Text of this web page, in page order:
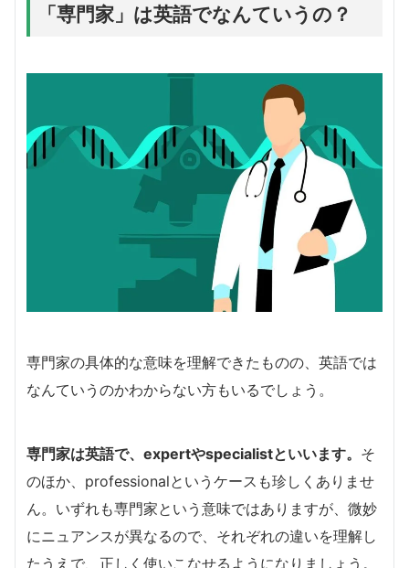
「専門家」は英語でなんていうの？
専門家の具体的な意味を理解できたものの、英語では
なんていうのかわからない方もいるでしょう。
専門家は英語で、expertやspecialistといいます。 そ
のほか、professionalというケースも珍しくありませ
ん。いずれも専門家という意味ではありますが、微妙
にニュアンスが異なるので、それぞれの違いを理解し
たうえで、正しく使いこなせるようになりましょう。